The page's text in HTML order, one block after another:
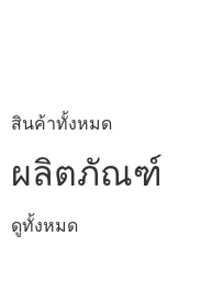
สินค้าทั้งหมด
ผลิตภัณฑ์
ดูทั้งหมด